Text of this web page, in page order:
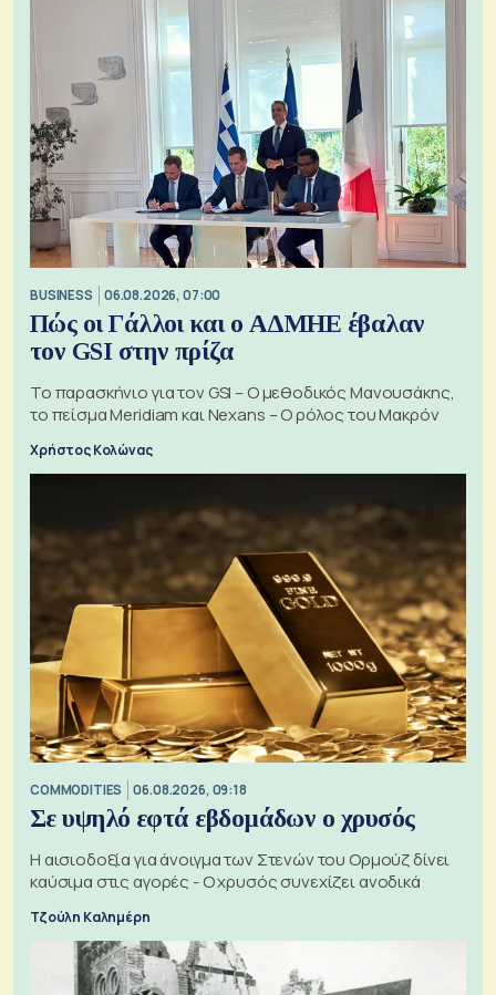
BUSINESS 06.08.2026, 07:00
Πώς οι Γάλλοι και ο ΑΔΜΗΕ έβαλαν
τον GSI στην πρίζα
Το παρασκήνιο για τον GSI – Ο μεθοδικός Μανουσάκης,
το πείσμα Meridiam και Nexans – Ο ρόλος του Μακρόν
Χρήστος Κολώνας
COMMODITIES 06.08.2026, 09:18
Σε υψηλό εφτά εβδομάδων ο χρυσός
Η αισιοδοξία για άνοιγμα των Στενών του Ορμούζ δίνει
καύσιμα στις αγορές - Ο χρυσός συνεχίζει ανοδικά
Τζούλη Καλημέρη